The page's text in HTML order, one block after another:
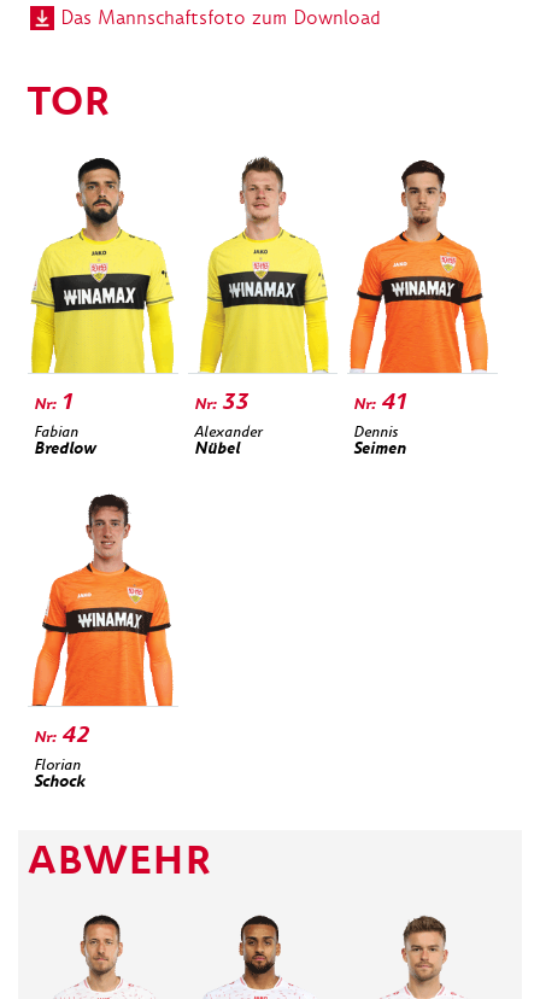
Legende
Das Mannschaftsfoto zum Download
TOR
1
Fabian
Bredlow
33
Alexander
Nübel
41
Dennis
Seimen
42
Florian
Schock
ABWEHR